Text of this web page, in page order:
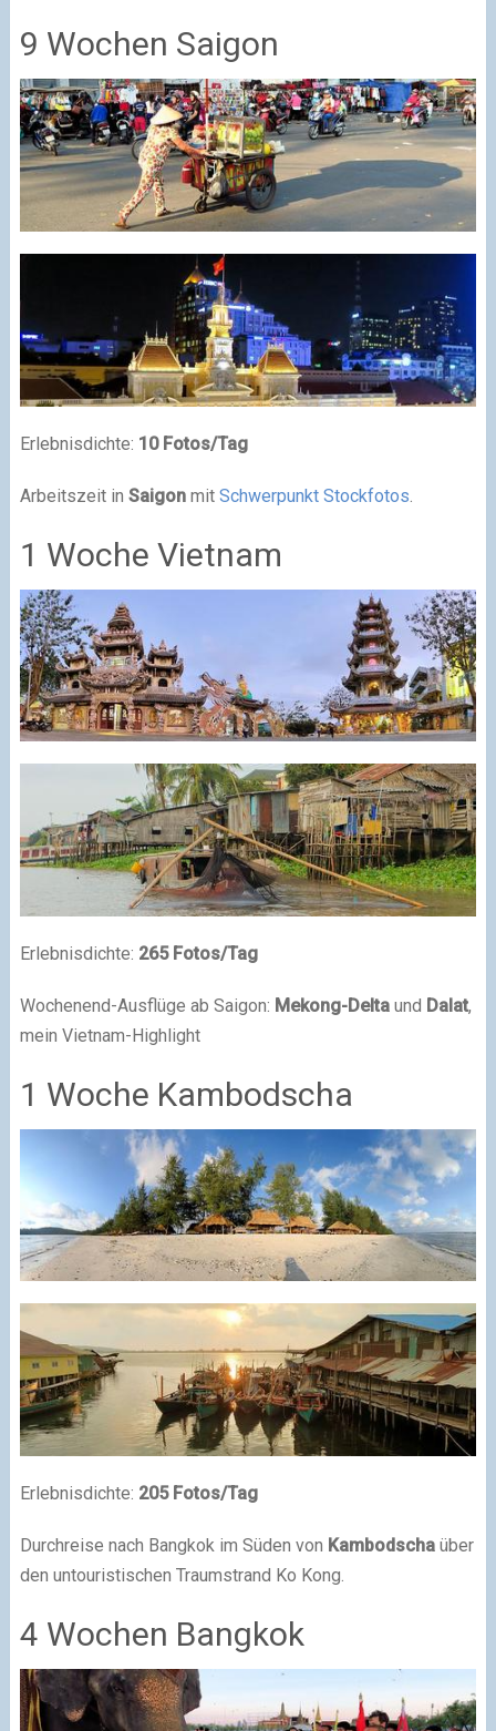
9 Wochen Saigon
Erlebnisdichte: 10 Fotos/Tag
Arbeitszeit in Saigon mit Schwerpunkt Stockfotos
1 Woche Vietnam
Erlebnisdichte: 265 Fotos/Tag
Wochenend-Ausflüge ab Saigon: Mekong-Deltaund Dalat,
mein Vietnam-Highlight
1 Woche Kambodscha
Erlebnisdichte: 205 Fotos/Tag
Durchreise nach Bangkok im Süden von Kambodscha über
den untouristischen Traumstrand Ko Kong.
4 Wochen Bangkok